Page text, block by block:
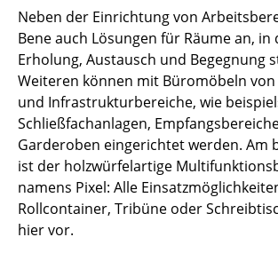
Räume
Zuhause
Wohnzimmer
Esszimmer
Schlafzimmer
Kinderzimmer
Neben der Einrichtung von
Bene auch Lösungen für Räume an, in
Erholung, Austausch und Begegnung
Weiteren können mit Büromöbeln von
und Infrastrukturbereiche, wie
Schließfachanlagen,
Garderoben eingerichtet werden. Am
ist der holzwürfelartige
namens Pixel: Alle
Rollcontainer, Tribüne oder
hier vor.